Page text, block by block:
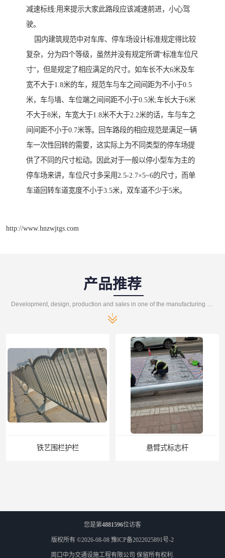
减速标线:用来提示大家此路段应该减速前进，小心驾
驶。
国内建筑规范中对车库、停车场设计标准规定得比较
复杂，分为四个等级，虽然并没有规定所谓“标准车位尺
寸”，但是规定了相应满足的尺寸。如车长不大6米及车
宽不大于1.8米的车，规范车与车之间间距为不小于0.5
米，车与墙、车位端之间间距不小于0.5米;车长大于6米
不大于8米，车宽大于1.8米不大于2.2米的话，车与车之
间间距不小于0.7米等。回车路段的相应规范是满足一辆
车一次性回转的需要，这实际上为不同类型的停车场提
供了不同的尺寸松动。因此对于一般以停小型车为主的
停车场来讲，车位尺寸多采用2.5-2.7×5~6的尺寸，而单
车道回转车道宽度不小于3.5米，双车道不少于5米。
http://www.hnzwjtgs.com
产品推荐
铁艺围栏护栏 悬臂式标志杆
您是第4881596位访客
版权所有 ©2026-08-08 豫ICP备2022025891号-2
周口中为交通设施工程有限公司 保留所有权利.